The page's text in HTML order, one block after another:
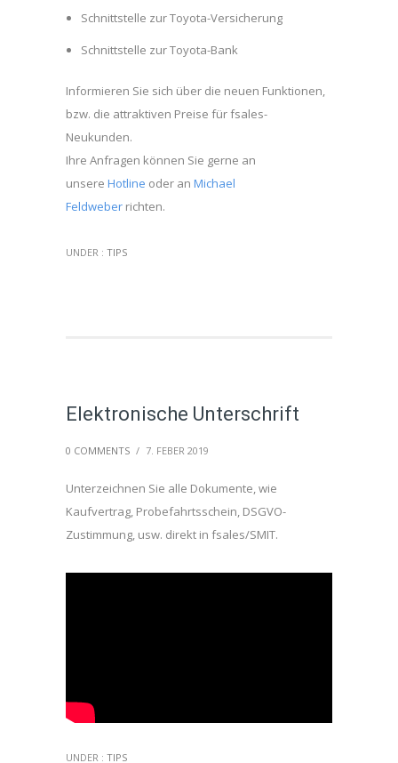
Schnittstelle zur Toyota-Versicherung
Schnittstelle zur Toyota-Bank
Informieren Sie sich über die neuen Funktionen,
bzw. die attraktiven Preise für fsales-
Neukunden.
Ihre Anfragen können Sie gerne an
unsere Hotline oder an Michael
Feldweber richten.
UNDER : TIPS
Elektronische Unterschrift
0 COMMENTS / 7. FEBER 2019
Unterzeichnen Sie alle Dokumente, wie
Kaufvertrag, Probefahrtsschein, DSGVO-
Zustimmung, usw. direkt in fsales/SMIT.
UNDER : TIPS